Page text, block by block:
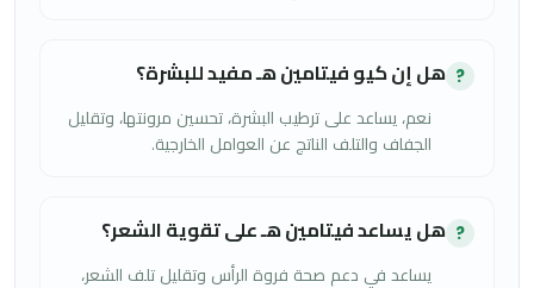
? هل إن كيو فيتامين هـ مفيد للبشرة؟
نعم، يساعد على ترطيب البشرة، تحسين مرونتها، وتقليل
الجفاف والتلف الناتج عن العوامل الخارجية.
? هل يساعد فيتامين هـ على تقوية الشعر؟
يساعد في دعم صحة فروة الرأس وتقليل تلف الشعر،